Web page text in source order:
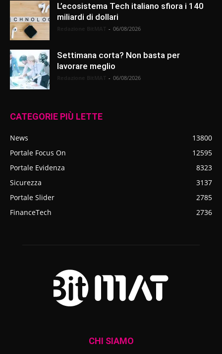
L’ecosistema Tech italiano sfiora i 140
miliardi di dollari
- 06/08/2026
Settimana corta? Non basta per
lavorare meglio
- 06/08/2026
CATEGORIE PIÙ LETTE
News
13800
Portale Focus On
12595
Portale Evidenza
8323
Sicurezza
3137
Portale Slider
2785
FinanceTech
2736
CHI SIAMO